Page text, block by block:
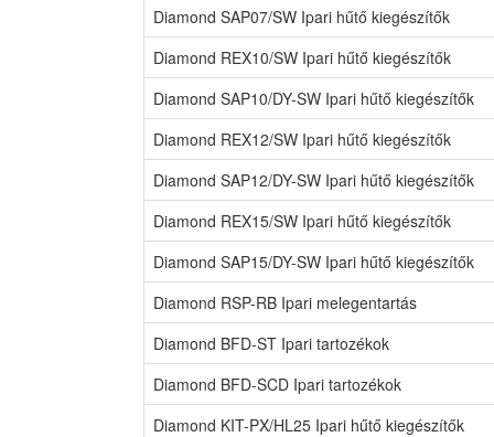
Diamond SAP07/SW Ipari hűtő kiegészítők
Diamond REX10/SW Ipari hűtő kiegészítők
Diamond SAP10/DY-SW Ipari hűtő kiegészítők
Diamond REX12/SW Ipari hűtő kiegészítők
Diamond SAP12/DY-SW Ipari hűtő kiegészítők
Diamond REX15/SW Ipari hűtő kiegészítők
Diamond SAP15/DY-SW Ipari hűtő kiegészítők
Diamond RSP-RB Ipari melegentartás
Diamond BFD-ST Ipari tartozékok
Diamond BFD-SCD Ipari tartozékok
Diamond KIT-PX/HL25 Ipari hűtő kiegészítők